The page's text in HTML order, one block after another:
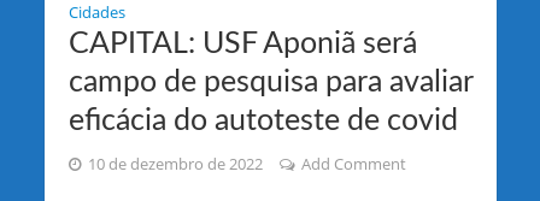
Cidades
CAPITAL: USF Aponiã será
campo de pesquisa para avaliar
eficácia do autoteste de covid
10 de dezembro de 2022 Add Comment